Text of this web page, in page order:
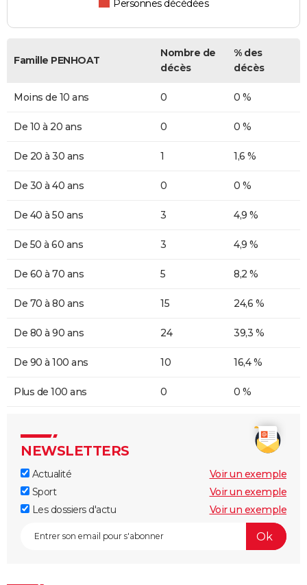
Personnes décédées
Famille PENHOAT
Nombre de
décès
% des
décès
Moins de 10 ans 0 0 %
De 10 à 20 ans 0 0 %
De 20 à 30 ans 1 1,6 %
De 30 à 40 ans 0 0 %
De 40 à 50 ans 3 4,9 %
De 50 à 60 ans 3 4,9 %
De 60 à 70 ans 5 8,2 %
De 70 à 80 ans 15 24,6 %
De 80 à 90 ans 24 39,3 %
De 90 à 100 ans 10 16,4 %
Plus de 100 ans 0 0 %
NEWSLETTERS
Actualité
Voir un exemple
Sport
Voir un exemple
Les dossiers d'actu
Voir un exemple